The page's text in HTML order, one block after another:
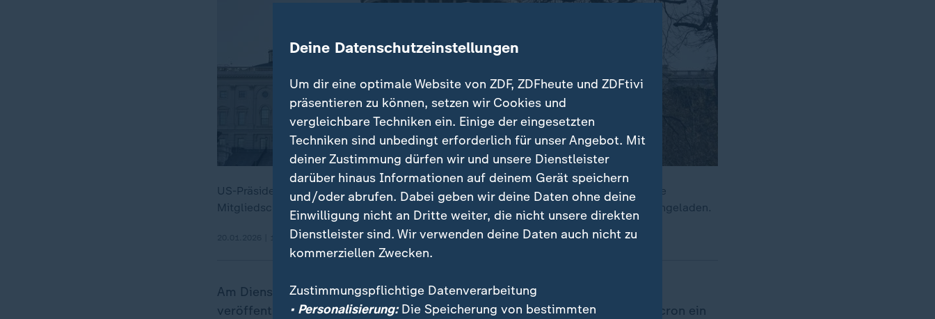
US-Präsident Trump plant einen "Friedensrat" und hat über 60 Länder eingeladen. Die
Mitgliedschaft soll mehr als eine Milliarde Dollar kosten. Auch Deutschland wurde eingeladen.
20.01.2026 | 1:19 min
Am Dienstagvormittag hatte Trump auf seinem Online-Sprachrohr Bilder
veröffentlicht, die Textnachrichten von Macron zeigen sollen. Darin regt Macron ein
Deine Datenschutzeinstellungen
Um dir eine optimale Website von ZDF, ZDFheute und ZDFtivi
präsentieren zu können, setzen wir Cookies und
vergleichbare Techniken ein. Einige der eingesetzten
Techniken sind unbedingt erforderlich für unser Angebot. Mit
deiner Zustimmung dürfen wir und unsere Dienstleister
darüber hinaus Informationen auf deinem Gerät speichern
und/oder abrufen. Dabei geben wir deine Daten ohne deine
Einwilligung nicht an Dritte weiter, die nicht unsere direkten
Dienstleister sind. Wir verwenden deine Daten auch nicht zu
kommerziellen Zwecken.
Zustimmungspflichtige Datenverarbeitung
• Personalisierung:Die Speicherung von bestimmten